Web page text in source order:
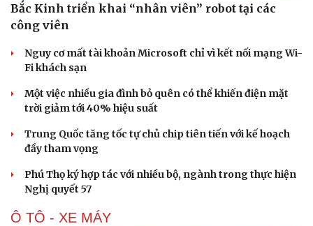
Bắc Kinh triển khai “nhân viên” robot tại các
công viên
Nguy cơ mất tài khoản Microsoft chỉ vì kết nối mạng Wi-
Fi khách sạn
Một việc nhiều gia đình bỏ quên có thể khiến điện mặt
trời giảm tới 40% hiệu suất
Trung Quốc tăng tốc tự chủ chip tiên tiến với kế hoạch
đầy tham vọng
Phú Thọ ký hợp tác với nhiều bộ, ngành trong thực hiện
Nghị quyết 57
Ô TÔ - XE MÁY